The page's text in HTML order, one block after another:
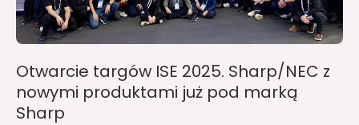
Otwarcie targów ISE 2025. Sharp/NEC z
nowymi produktami już pod marką
Sharp
marką
Sharp